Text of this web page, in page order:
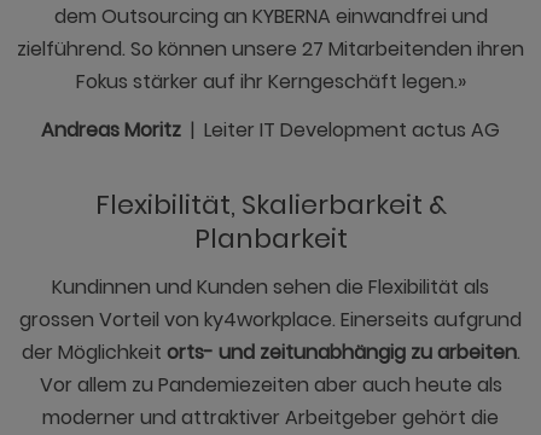
dem Outsourcing an KYBERNA einwandfrei und
zielführend. So können unsere 27 Mitarbeitenden ihren
Fokus stärker auf ihr Kerngeschäft legen.»
Andreas Moritz | Leiter IT Development actus AG
Flexibilität, Skalierbarkeit &
Planbarkeit
Kundinnen und Kunden sehen die Flexibilität als
grossen Vorteil von ky4workplace. Einerseits aufgrund
der Möglichkeit orts- und zeitunabhängig zu arbeiten.
Vor allem zu Pandemiezeiten aber auch heute als
moderner und attraktiver Arbeitgeber gehört die